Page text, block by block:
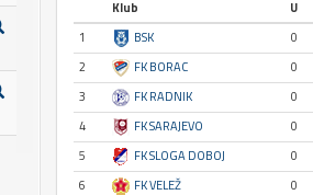
Klub U
1
BSK 0
2
FK BORAC 0
3
FK RADNIK 0
4
FK SARAJEVO 0
5
FK SLOGA DOBOJ 0
6
FK VELEŽ 0